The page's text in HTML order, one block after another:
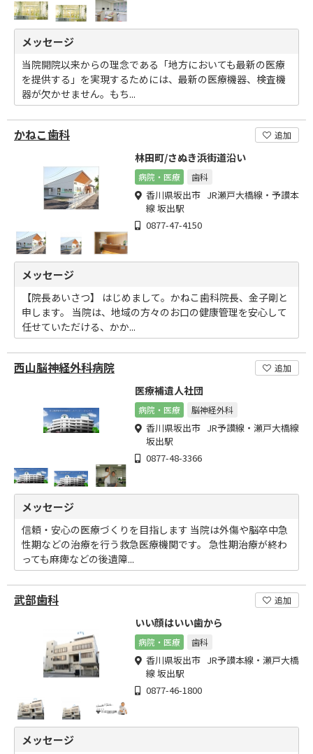
メッセージ
当院開院以来からの理念である「地方においても最新の医療
を提供する」を実現するためには、最新の医療機器、検査機
器が欠かせません。もち...
かねこ歯科 追加
林田町/さぬき浜街道沿い
病院・医療 歯科
香川県坂出市 JR瀬戸大橋線・予讃本
線 坂出駅
0877-47-4150
メッセージ
【院長あいさつ】 はじめまして。かねこ歯科院長、金子剛と
申します。 当院は、地域の方々のお口の健康管理を安心して
任せていただける、かか...
西山脳神経外科病院 追加
医療補遺人社団
病院・医療 脳神経外科
香川県坂出市 JR予讃線・瀬戸大橋線
坂出駅
0877-48-3366
メッセージ
信頼・安心の医療づくりを目指します 当院は外傷や脳卒中急
性期などの治療を行う救急医療機関です。 急性期治療が終わ
っても麻痺などの後遺障...
武部歯科 追加
いい顔はいい歯から
病院・医療 歯科
香川県坂出市 JR予讃本線・瀬戸大橋
線 坂出駅
0877-46-1800
メッセージ